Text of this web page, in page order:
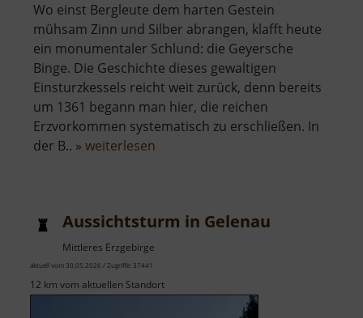
Wo einst Bergleute dem harten Gestein
mühsam Zinn und Silber abrangen, klafft heute
ein monumentaler Schlund: die Geyersche
Binge. Die Geschichte dieses gewaltigen
Einsturzkessels reicht weit zurück, denn bereits
um 1361 begann man hier, die reichen
Erzvorkommen systematisch zu erschließen. In
der B.. » weiterlesen
Aussichtsturm in Gelenau
Mittleres Erzgebirge
aktuell vom 30.05.2026 / Zugriffe: 37441
12 km vom aktuellen Standort